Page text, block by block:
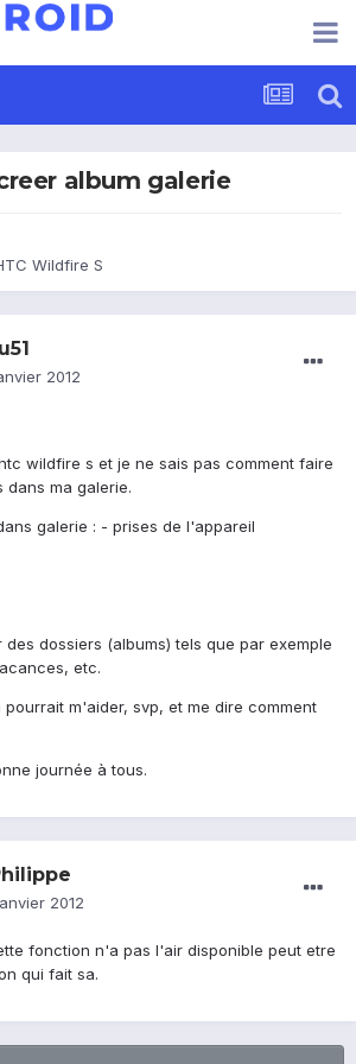
album galerie
Wildfire S
2012
wildfire s et je ne sais pas comment faire
dans ma galerie.
galerie : - prises de l'appareil
dossiers (albums) tels que par exemple
etc.
m'aider, svp, et me dire comment
journée à tous.
2012
fonction n'a pas l'air disponible peut etre
qui fait sa.